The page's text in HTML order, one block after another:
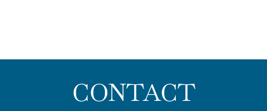
CONTACT